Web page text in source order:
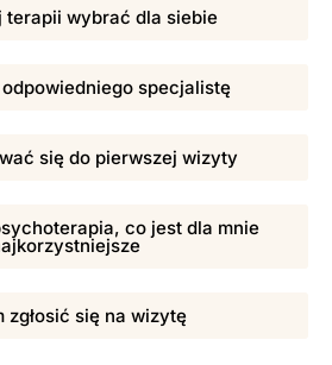
terapii wybrać dla siebie
specjalistę
się do pierwszej wizyty
co jest dla mnie
zgłosić się na wizytę